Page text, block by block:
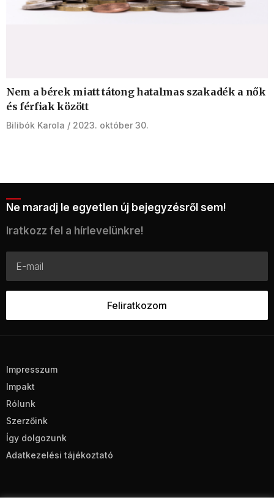
Nem a bérek miatt tátong hatalmas szakadék a nők
és férfiak között
Bilibók Karola 2023. október 30.
Ne maradj le egyetlen új bejegyzésről sem!
Iratkozz fel a hírlevelünkre!
Impresszum
Impakt
Rólunk
Szerzőink
Így dolgozunk
Adatkezelési tájékoztató